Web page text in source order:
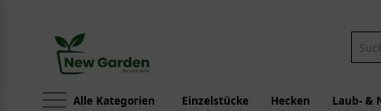
Alle Kategorien Einzelstücke Hecken Laub- &